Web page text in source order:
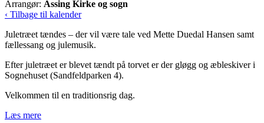
Arrangør: Assing Kirke og sogn
‹ Tilbage til kalender
Juletræet tændes – der vil være tale ved Mette Duedal Hansen samt
fællessang og julemusik.
Efter juletræet er blevet tændt på torvet er der gløgg og æbleskiver i
Sognehuset (Sandfeldparken 4).
Velkommen til en traditionsrig dag.
Læs mere